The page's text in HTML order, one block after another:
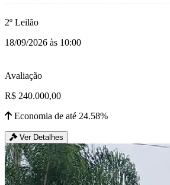
2º Leilão
18/09/2026 às 10:00
Avaliação
R$ 240.000,00
Economia de até 24.58%
Ver Detalhes